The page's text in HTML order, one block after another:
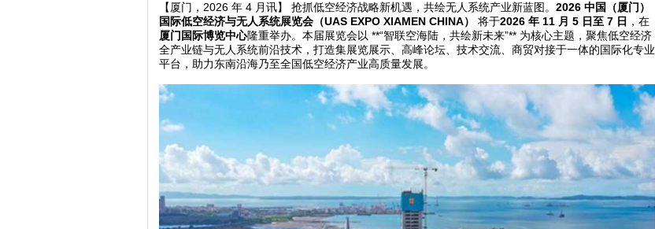
【厦门， 2026 年4 月讯】 抢抓低空经济战略新机遇，共绘无人系统产业新蓝图。 2026 中国（厦门）
国际低空经济与无人系统展览会（UAS EXPO XIAMEN CHINA） 将于2026 年11 月 5 日至7 日 ，在
厦门国际博览中心隆重举办。本届展览会以 **“智联空海陆，共绘新未来”** 为核心主题，聚焦低空经济
全产业链与无人系统前沿技术，打造集展览展示、高峰论坛、技术交流、商贸对接于一体的国际化专业
平台，助力东南沿海乃至全国低空经济产业高质量发展。